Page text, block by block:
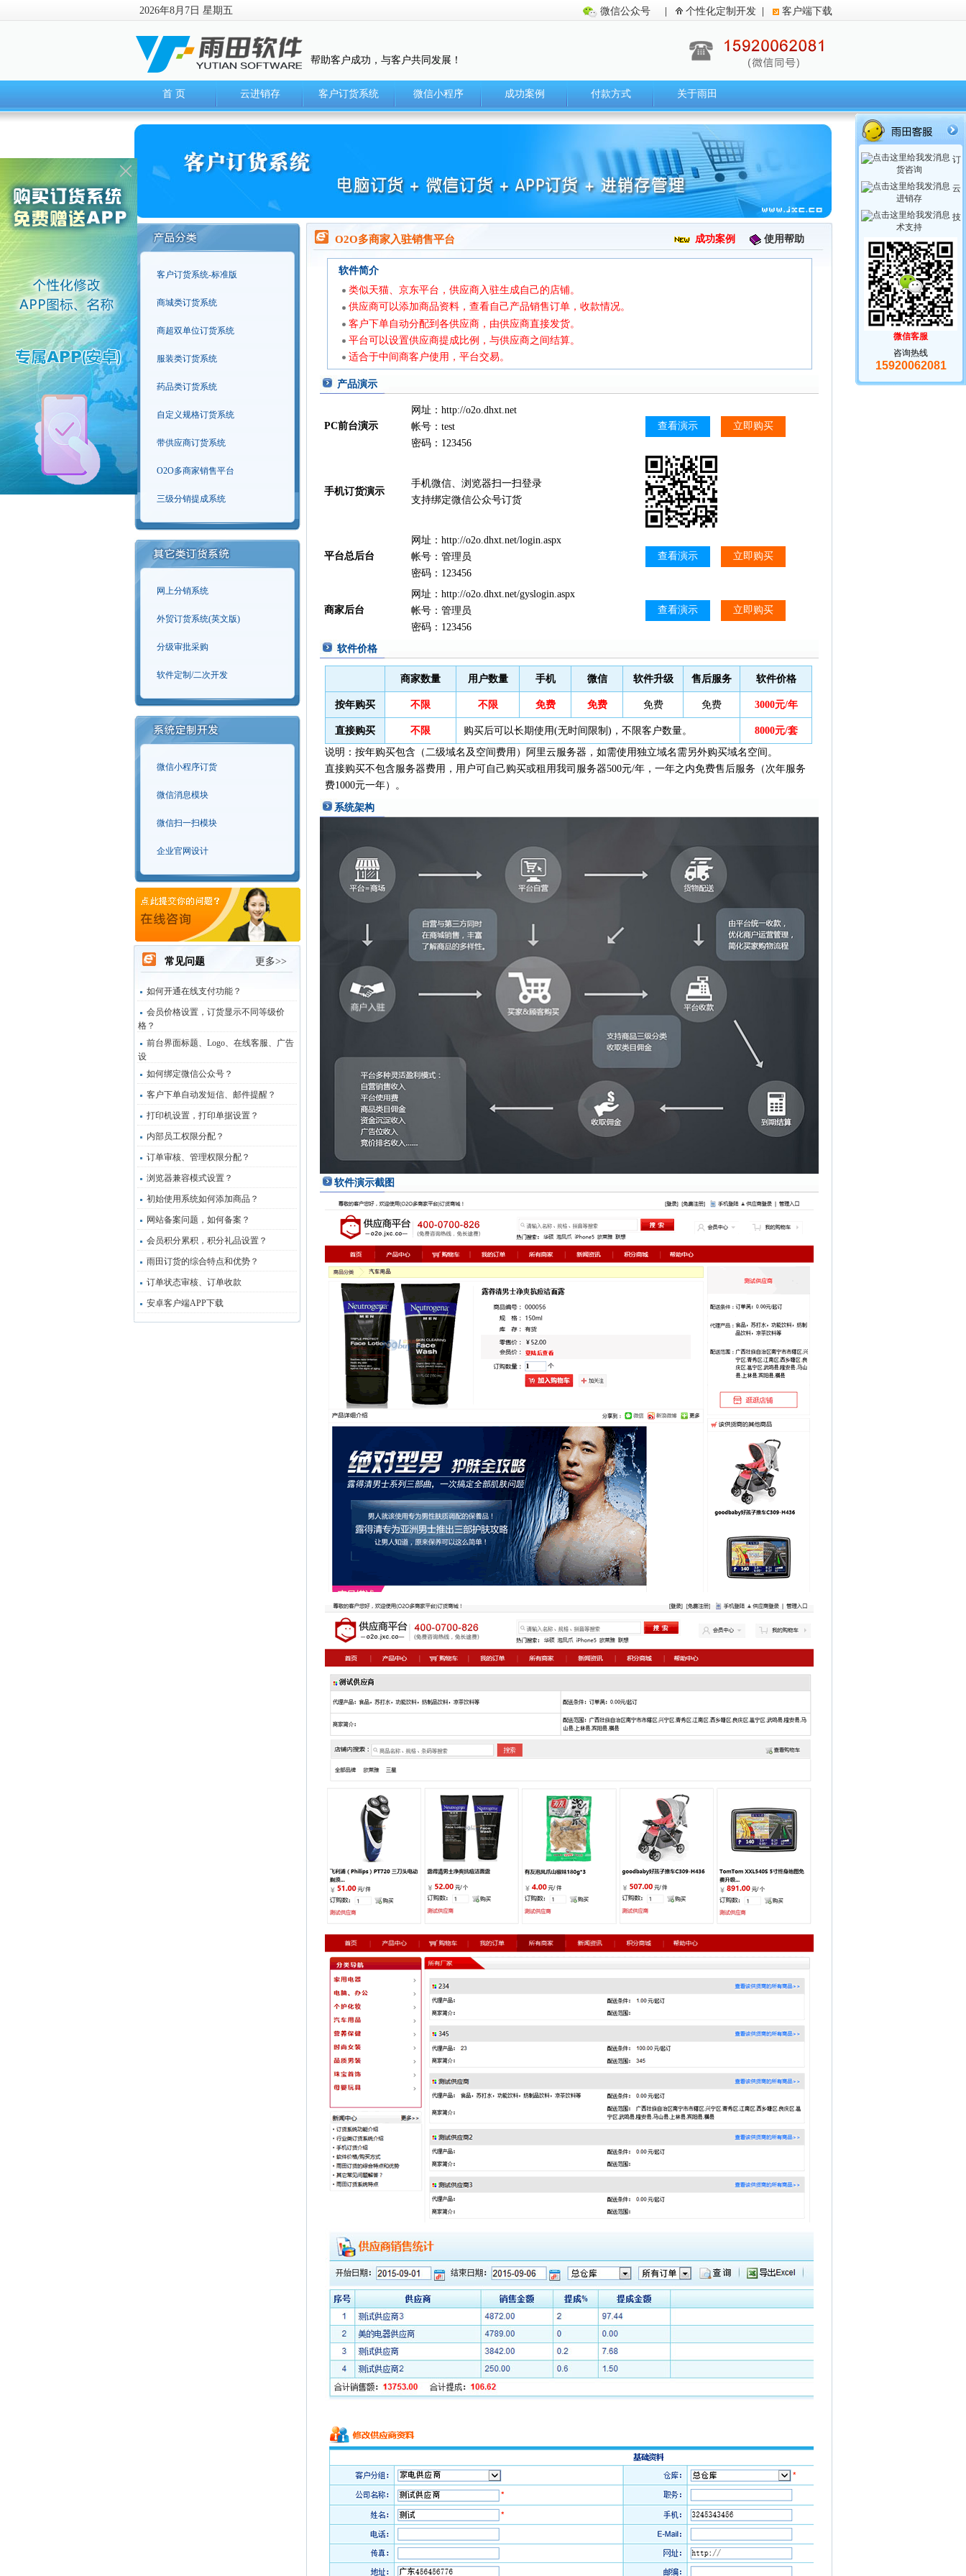
2026年8月7日 星期五 微信公众号 个性化定制开发 客户端下载
帮助客户成功，与客户共同发展！
首 页 云进销存 客户订货系统 微信小程序 成功案例 付款方式 关于雨田
客户订货系统-标准版
商城类订货系统
商超双单位订货系统
服装类订货系统
药品类订货系统
自定义规格订货系统
带供应商订货系统
O2O多商家销售平台
三级分销提成系统
网上分销系统
外贸订货系统(英文版)
分级审批采购
软件定制/二次开发
微信小程序订货
微信消息模块
微信扫一扫模块
企业官网设计
常见问题 更多>>
如何开通在线支付功能？
会员价格设置，订货显示不同等级价
格？
前台界面标题、Logo、在线客服、广告
设
如何绑定微信公众号？
客户下单自动发短信、邮件提醒？
打印机设置，打印单据设置？
内部员工权限分配？
订单审核、管理权限分配？
浏览器兼容模式设置？
初始使用系统如何添加商品？
网站备案问题，如何备案？
会员积分累积，积分礼品设置？
雨田订货的综合特点和优势？
订单状态审核、订单收款
安卓客户端APP下载
O2O多商家入驻销售平台 成功案例 使用帮助
软件简介
类似天猫、京东平台，供应商入驻生成自己的店铺。
供应商可以添加商品资料，查看自己产品销售订单，收款情况。
客户下单自动分配到各供应商，由供应商直接发货。
平台可以设置供应商提成比例，与供应商之间结算。
适合于中间商客户使用，平台交易。
产品演示
PC前台演示
网址：http://o2o.dhxt.net
帐号：test
密码：123456
查看演示 立即购买
手机订货演示
手机微信、浏览器扫一扫登录
支持绑定微信公众号订货
平台总后台
网址：http://o2o.dhxt.net/login.aspx
帐号：管理员
密码：123456
查看演示 立即购买
商家后台
网址：http://o2o.dhxt.net/gyslogin.aspx
帐号：管理员
密码：123456
查看演示 立即购买
软件价格
商家数量 用户数量 手机 微信 软件升级 售后服务 软件价格
按年购买 不限 不限 免费 免费 免费 免费 3000元/年
直接购买 不限 购买后可以长期使用(无时间限制)，不限客户数量。
8000元/套
说明：按年购买包含（二级域名及空间费用）阿里云服务器，如需使用独立域名需另外购买域名空间。
直接购买不包含服务器费用，用户可自己购买或租用我司服务器500元/年，一年之内免费售后服务（次年服务
费1000元一年）。
系统架构
软件演示截图
订
货咨询
云
进销存
技
术支持
微信客服
咨询热线
15920062081